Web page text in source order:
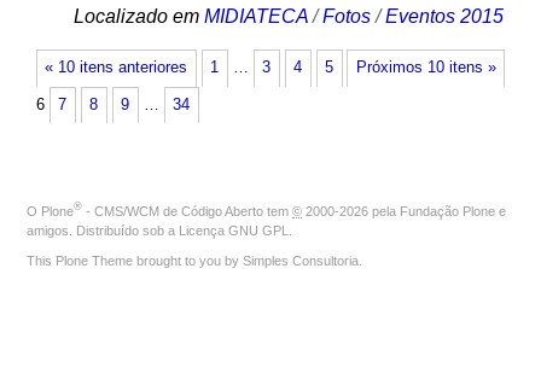
Localizado em MIDIATECA /Fotos /Eventos 2015
« 10 itens anteriores Próximos 10 itens »
1 … 3 4 5
6 7 8 9 … 34
O Plone® - CMS/WCM de Código Aberto tem © 2000-2026 pela Fundação Plone e
amigos. Distribuído sob a Licença GNU GPL
This Plone Theme brought to you by Simples Consultoria